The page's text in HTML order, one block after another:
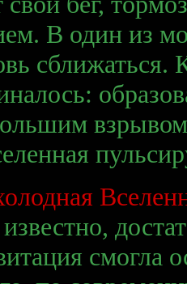
В один из
сближаться.
смогла